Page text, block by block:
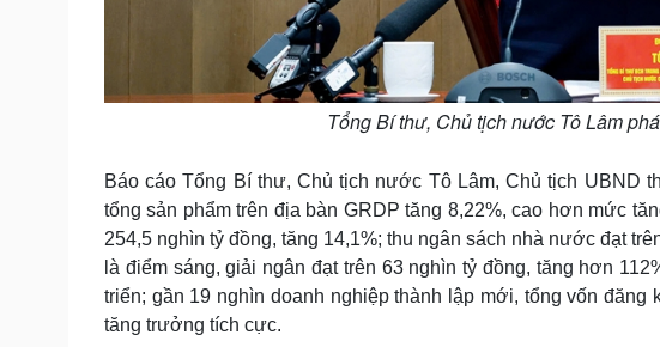
Tổng Bí thư, Chủ tịch nước Tô Lâm
Báo cáo Tổng Bí thư, Chủ tịch nước Tô Lâm, Chủ tịch UBND
tổng sản phẩm trên địa bàn GRDP tăng 8,22%, cao hơn mức
254,5 nghìn tỷ đồng, tăng 14,1%; thu ngân sách nhà nước đạt
là điểm sáng, giải ngân đạt trên 63 nghìn tỷ đồng, tăng hơn
triển; gần 19 nghìn doanh nghiệp thành lập mới, tổng vốn
tăng trưởng tích cực.